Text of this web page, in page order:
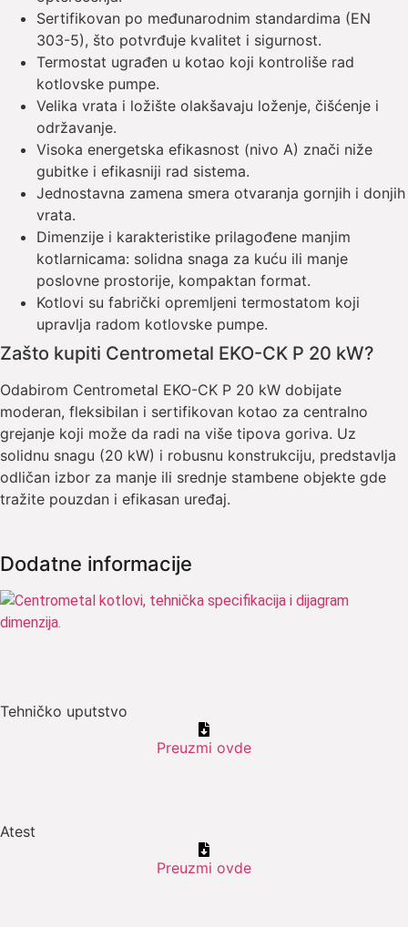
Sertifikovan po međunarodnim standardima (EN
303-5), što potvrđuje kvalitet i sigurnost.
Termostat ugrađen u kotao koji kontroliše rad
kotlovske pumpe.
Velika vrata i ložište olakšavaju loženje, čišćenje i
održavanje.
Visoka energetska efikasnost (nivo A) znači niže
gubitke i efikasniji rad sistema.
Jednostavna zamena smera otvaranja gornjih i donjih
vrata.
Dimenzije i karakteristike prilagođene manjim
kotlarnicama: solidna snaga za kuću ili manje
poslovne prostorije, kompaktan format.
Kotlovi su fabrički opremljeni termostatom koji
upravlja radom kotlovske pumpe.
Zašto kupiti Centrometal EKO-CK P 20 kW?
Odabirom Centrometal EKO-CK P 20 kW dobijate
moderan, fleksibilan i sertifikovan kotao za centralno
grejanje koji može da radi na više tipova goriva. Uz
solidnu snagu (20 kW) i robusnu konstrukciju, predstavlja
odličan izbor za manje ili srednje stambene objekte gde
tražite pouzdan i efikasan uređaj.
Dodatne informacije
Tehničko uputstvo
Preuzmi ovde
Atest
Preuzmi ovde